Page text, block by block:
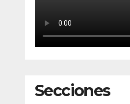
Secciones